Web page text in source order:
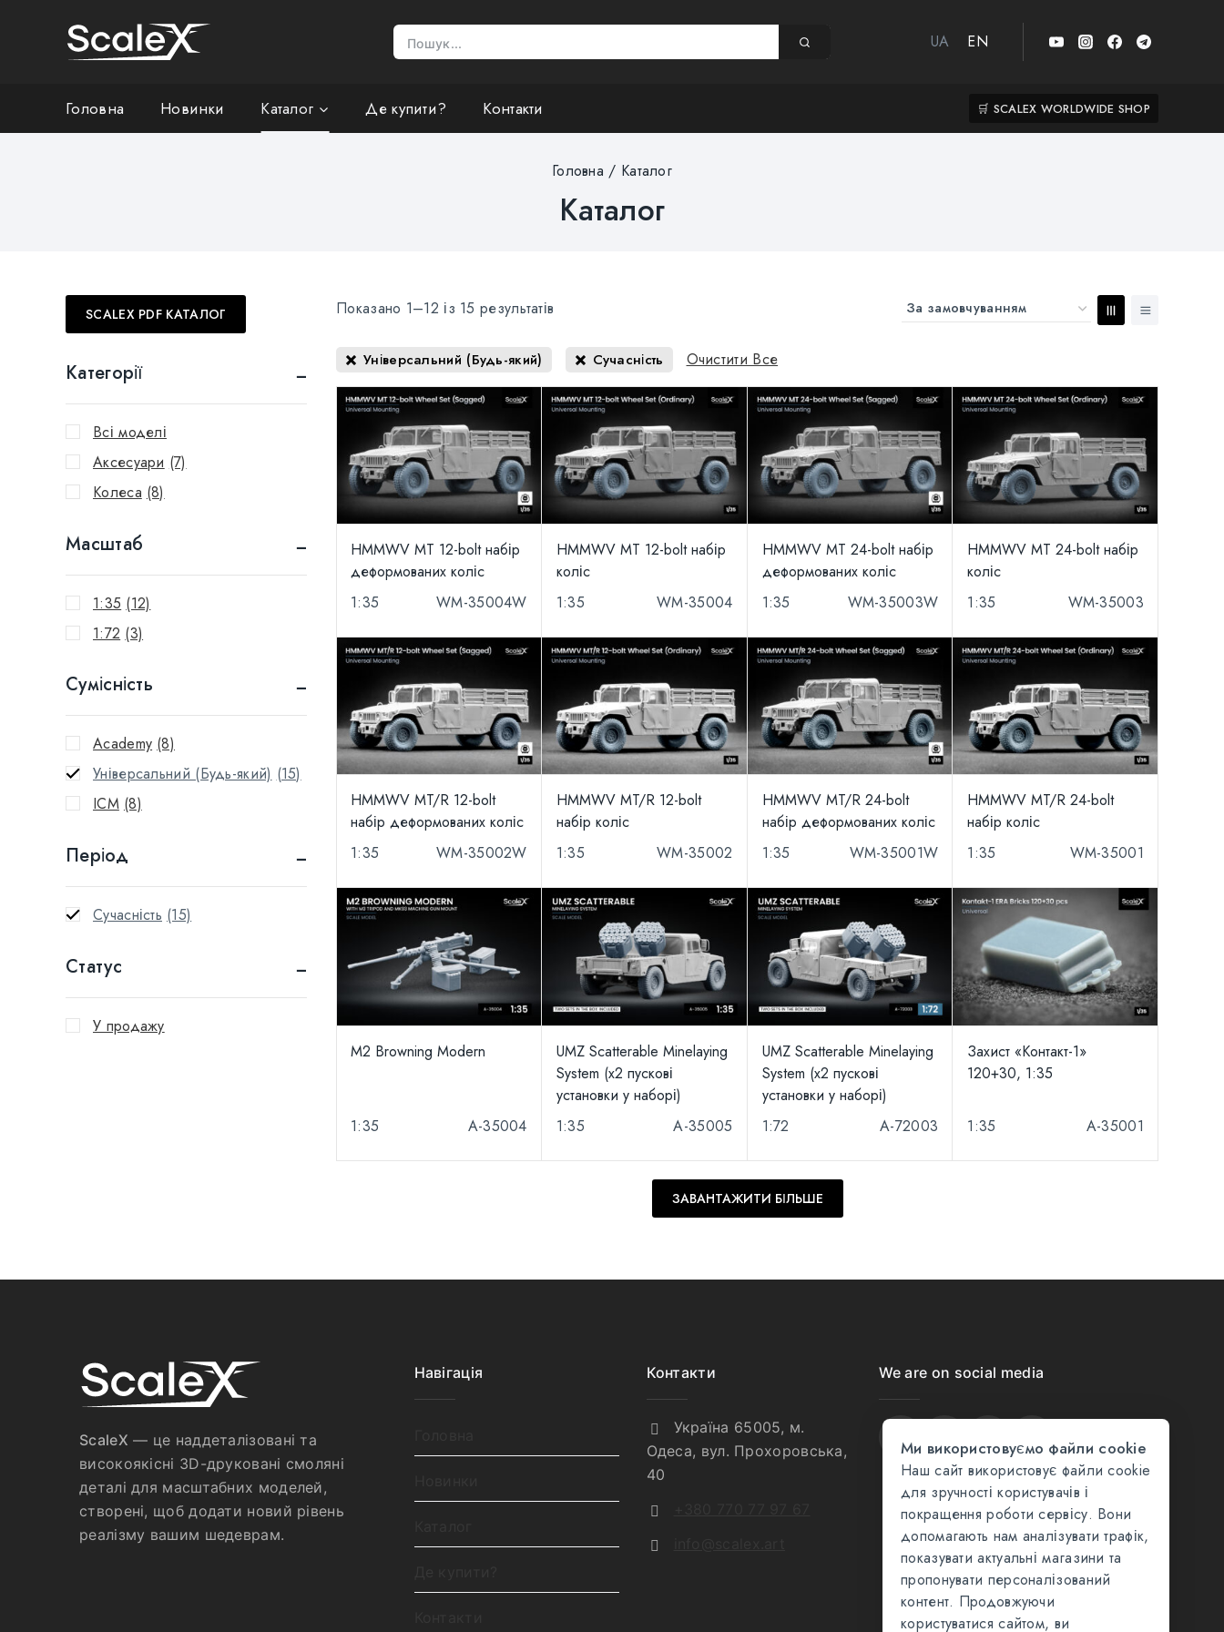
UA EN
Головна Новинки Каталог Де купити? Контакти 🛒 SCALEX WORLDWIDE SHOP
Головна / Каталог
Каталог
Показано 1–12 із 15 результатів
Універсальний (Будь-який) Сучасність Очистити Все
HMMWV MT 12-bolt набір
деформованих коліс
1:35
WM-35004W
HMMWV MT 12-bolt набір
коліс
1:35
WM-35004
HMMWV MT 24-bolt набір
деформованих коліс
1:35
WM-35003W
HMMWV MT 24-bolt набір
коліс
1:35
WM-35003
HMMWV MT/R 12-bolt
набір деформованих коліс
1:35
WM-35002W
HMMWV MT/R 12-bolt
набір коліс
1:35
WM-35002
HMMWV MT/R 24-bolt
набір деформованих коліс
1:35
WM-35001W
HMMWV MT/R 24-bolt
набір коліс
1:35
WM-35001
M2 Browning Modern
1:35 A-35004
UMZ Scatterable Minelaying
System (x2 пускові
установки у наборі)
1:35
A-35005
UMZ Scatterable Minelaying
System (x2 пускові
установки у наборі)
1:72
A-72003
Захист «Контакт-1»
120+30, 1:35
1:35 A-35001
ЗАВАНТАЖИТИ БІЛЬШЕ
SCALEX PDF КАТАЛОГ
Категорії
Всі моделі
Аксесуари (7)
Колеса (8)
Масштаб
1:35 (12)
1:72 (3)
Сумісність
Academy (8)
Універсальний (Будь-який) (15)
ICM (8)
Період
Сучасність (15)
Статус
У продажу
ScaleX — це наддеталізовані та
високоякісні 3D-друковані смоляні
деталі для масштабних моделей,
створені, щоб додати новий рівень
реалізму вашим шедеврам.
Навігація Контакти
Україна 65005, м.
Одеса, вул. Прохоровська,
40
We are on social media
Ми використовуємо файли cookie
Наш сайт використовує файли cookie
для зручності користувачів і
покращення роботи сервісу. Вони
допомагають нам аналізувати трафік,
показувати актуальні магазини та
пропонувати персоналізований
контент. Продовжуючи
користуватися сайтом, ви